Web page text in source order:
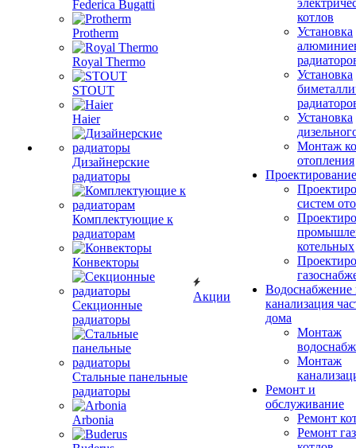
Federica Bugatti
Protherm
Royal Thermo
STOUT
Haier
Дизайнерские
радиаторы
Комплектующие к
радиаторам
Конвекторы
Секционные
радиаторы
Стальные панельные
радиаторы
Arbonia
Акции
котлов
Установка
Установка
Установка
Монтаж
отопления
Проектирование
систем
котельных
Водоснабжение
канализация
дома
Монтаж
Монтаж
Ремонт и
обслуживание
Ремонт
Ремонт